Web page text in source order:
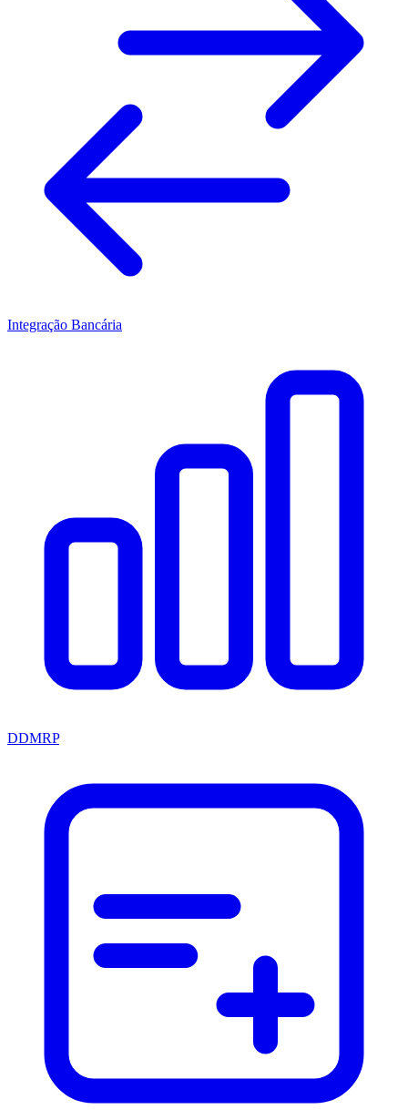
Integração Bancária
DDMRP